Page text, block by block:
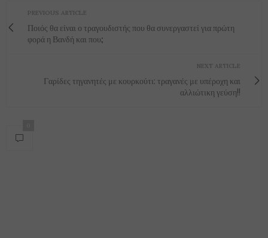
PREVIOUS ARTICLE
Ποιός θα είναι ο τραγουδιστής που θα συνεργαστεί για πρώτη
φορά η Βανδή και που;
NEXT ARTICLE
Γαρίδες τηγανητές με κουρκούτι: τραγανές με υπέροχη και
αλλιώτικη γεύση!!